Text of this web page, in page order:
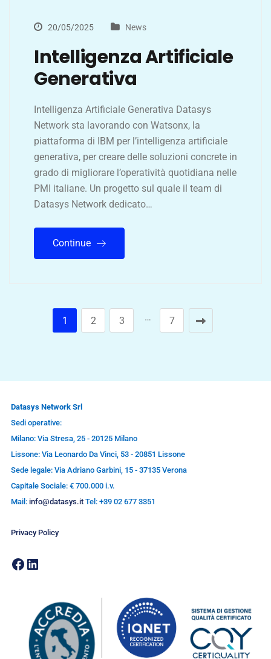
20/05/2025 News
Intelligenza Artificiale
Generativa
Intelligenza Artificiale Generativa Datasys
Network sta lavorando con Watsonx, la
piattaforma di IBM per l’intelligenza artificiale
generativa, per creare delle soluzioni concrete in
grado di migliorare l’operatività quotidiana nelle
PMI italiane. Un progetto sul quale il team di
Datasys Network dedicato…
Continue
1 2 3 … 7
Datasys Network Srl
Sedi operative:
Milano: Via Stresa, 25 - 20125 Milano
Lissone: Via Leonardo Da Vinci, 53 - 20851 Lissone
Sede legale: Via Adriano Garbini, 15 - 37135 Verona
Capitale Sociale: € 700.000 i.v.
Mail: info@datasys.it Tel: +39 02 677 3351
Privacy Policy